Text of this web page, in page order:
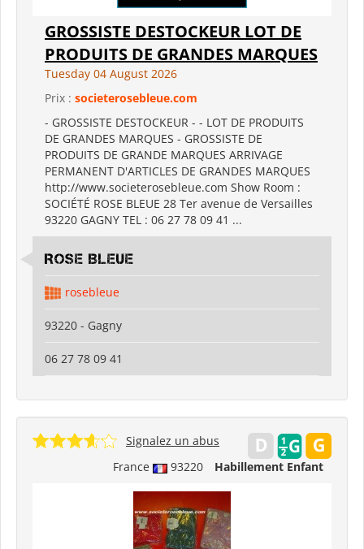
GROSSISTE DESTOCKEUR LOT DE
PRODUITS DE GRANDES MARQUES
Tuesday 04 August 2026
Prix : societerosebleue.com
- GROSSISTE DESTOCKEUR - - LOT DE PRODUITS
DE GRANDES MARQUES - GROSSISTE DE
PRODUITS DE GRANDE MARQUES ARRIVAGE
PERMANENT D'ARTICLES DE GRANDES MARQUES
http://www.societerosebleue.com Show Room :
SOCIÉTÉ ROSE BLEUE 28 Ter avenue de Versailles
93220 GAGNY TEL : 06 27 78 09 41 ...
ROSE BLEUE
rosebleue
93220 - Gagny
06 27 78 09 41
France 93220 Habillement Enfant
Signalez un abus